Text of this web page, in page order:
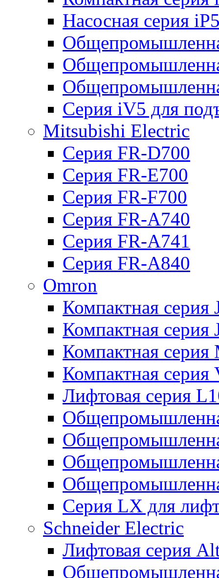
Насосная серия
Серия iV5 для
Mitsubishi Electric
Серия FR-D700
Серия FR-E700
Серия FR-F700
Серия FR-А740
Серия FR-А741
Серия FR-А840
Omron
Компактная серия
Компактная серия
Компактная серия
Компактная серия
Лифтовая серия
Серия LX для
Schneider Electric
Лифтовая серия